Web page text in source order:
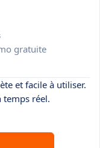
gratuite
et facile à utiliser.
temps réel.